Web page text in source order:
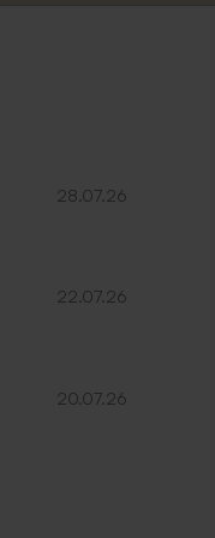
28.07.26
22.07.26
20.07.26